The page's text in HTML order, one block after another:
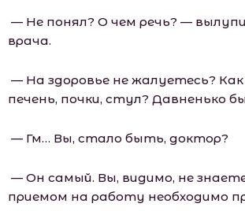
— Не понял? О чем речь? —
врача.
— На здоровье не жалуетесь? Как
печень, почки, стул? Давненько
— Гм… Вы, стало быть, доктор?
— Он самый. Вы, видимо, не
приемом на работу необходимо